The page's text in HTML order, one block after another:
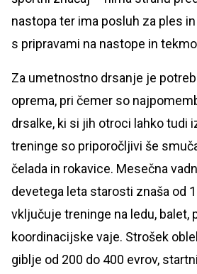
nastopa ter ima posluh za ples
s pripravami na nastope in
Za umetnostno drsanje je
oprema, pri čemer so
drsalke, ki si jih otroci lahko tudi
treninge so priporočljivi še
čelada in rokavice. Mesečna
devetega leta starosti znaša od
vključuje treninge na ledu, balet,
koordinacijske vaje. Strošek
giblje od 200 do 400 evrov,